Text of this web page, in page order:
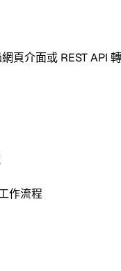
頁介面或 REST API
作流程